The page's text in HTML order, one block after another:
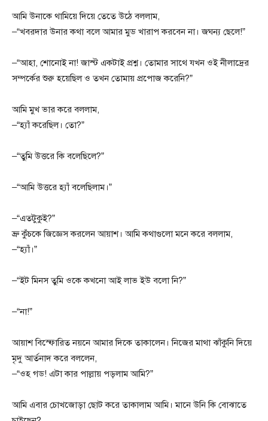
আমি উনাকে থামিয়ে দিয়ে তেতে উঠে বললাম,
–“খবরদার উনার কথা বলে আমার মুড খারাপ করবেন না। জঘন্য ছেলে!”
–“আহা, শোনোই না! জাস্ট একটাই প্রশ্ন। তোমার সাথে যখন ওই নীলাদ্রের
সম্পর্কের শুরু হয়েছিল ও তখন তোমায় প্রপোজ করেনি?”
আমি মুখ ভার করে বললাম,
–“হ্যাঁ করেছিল। তো?”
–“তুমি উত্তরে কি বলেছিলে?”
–“আমি উত্তরে হ্যাঁ বলেছিলাম।”
–“এতটুকুই?”
ভ্রু কুঁচকে জিজ্ঞেস করলেন আয়াশ। আমি কথাগুলো মনে করে বললাম,
–“হ্যাঁ।”
–“ইট মিনস তুমি ওকে কখনো আই লাভ ইউ বলো নি?”
–“না!”
আয়াশ বিস্ফোরিত নয়নে আমার দিকে তাকালেন। নিজের মাথা ঝাঁকুনি দিয়ে
মৃদু আর্তনাদ করে বললেন,
–“ওহ গড! এটা কার পাল্লায় পড়লাম আমি?”
আমি এবার চোখজোড়া ছোট করে তাকালাম আমি। মানে উনি কি বোঝাতে